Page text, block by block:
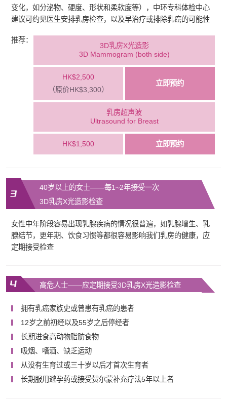
变化，如分泌物、硬度、形状和柔软度等），中环专科体检中心
建议可约见医生安排乳房检查，以及早治疗或排除乳癌的可能性
推荐：
3D乳房X光造影
3D Mammogram (both side)
HK$2,500
（原价HK$3,300）
立即预约
乳房超声波
Ultrasound for Breast
HK$1,500 立即预约
40岁以上的女士——每1~2年接受一次
3D乳房X光造影检查
女性中年阶段容易出现乳腺疾病的情况很普遍，如乳腺增生、乳
腺结节，更年期、饮食习惯等都很容易影响我们乳房的健康，应
定期接受检查
高危人士——应定期接受3D乳房X光造影检查
拥有乳癌家族史或曾患有乳癌的患者
12岁之前初经以及55岁之后停经者
长期进食高动物脂肪食物
吸烟、嗜酒、缺乏运动
从没有生育过或三十岁以后才首次生育者
长期服用避孕药或接受贺尔蒙补充疗法5年以上者